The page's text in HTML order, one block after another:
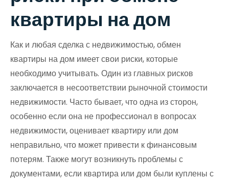
квартиры на дом
Как и любая сделка с недвижимостью, обмен
квартиры на дом имеет свои риски, которые
необходимо учитывать. Один из главных рисков
заключается в несоответствии рыночной стоимости
недвижимости. Часто бывает, что одна из сторон,
особенно если она не профессионал в вопросах
недвижимости, оценивает квартиру или дом
неправильно, что может привести к финансовым
потерям. Также могут возникнуть проблемы с
документами, если квартира или дом были куплены с